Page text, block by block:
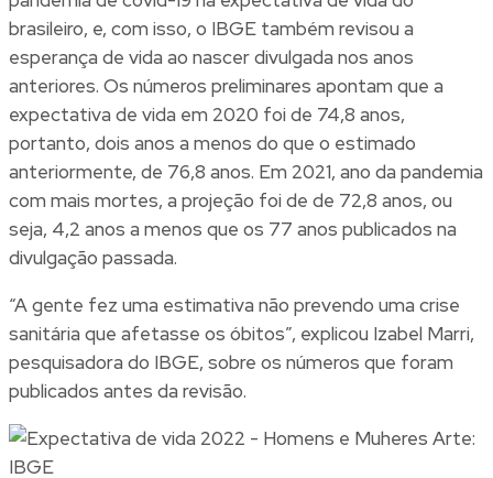
brasileiro, e, com isso, o IBGE também revisou a
esperança de vida ao nascer divulgada nos anos
anteriores. Os números preliminares apontam que a
expectativa de vida em 2020 foi de 74,8 anos,
portanto, dois anos a menos do que o estimado
anteriormente, de 76,8 anos. Em 2021, ano da pandemia
com mais mortes, a projeção foi de de 72,8 anos, ou
seja, 4,2 anos a menos que os 77 anos publicados na
divulgação passada.
“A gente fez uma estimativa não prevendo uma crise
sanitária que afetasse os óbitos”, explicou Izabel Marri,
pesquisadora do IBGE, sobre os números que foram
publicados antes da revisão.